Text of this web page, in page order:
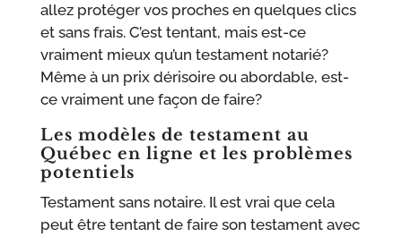
allez protéger vos proches en quelques clics
et sans frais. C’est tentant, mais est-ce
vraiment mieux qu’un testament notarié?
Même à un prix dérisoire ou abordable, est-
ce vraiment une façon de faire?
Les modèles de testament au
Québec en ligne et les problèmes
potentiels
Testament sans notaire. Il est vrai que cela
peut être tentant de faire son testament avec